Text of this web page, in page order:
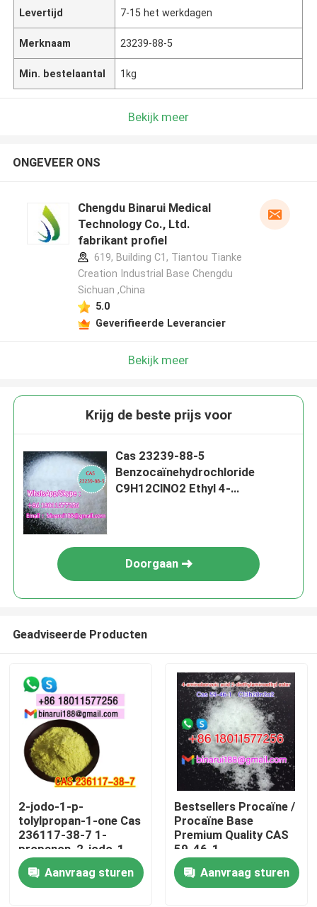
Thuis
Producten
Levertijd 7-15 het werkdagen
Merknaam 23239-88-5
Min. bestelaantal 1kg
Bekijk meer
ONGEVEER ONS
Chengdu Binarui Medical
Technology Co., Ltd.
fabrikant profiel
619, Building C1, Tiantou Tianke
Creation Industrial Base Chengdu
Sichuan ,China
5.0
Geverifieerde Leverancier
Bekijk meer
Krijg de beste prijs voor
Cas 23239-88-5
Benzocaïnehydrochloride
C9H12ClNO2 Ethyl 4-
Doorgaan
Geadviseerde Producten
2-jodo-1-p-
tolylpropan-1-one Cas
236117-38-7 1-
propanon, 2-jodo-1-
((4-methylphenyl) -
Aanvraag sturen
Bestsellers Procaïne /
Procaïne Base
Premium Quality CAS
59-46-1
Aanvraag sturen